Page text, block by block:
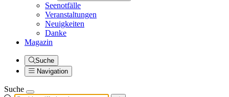
Seenotfälle
Veranstaltungen
Neuigkeiten
Danke
Magazin
Suche
Navigation
Suche